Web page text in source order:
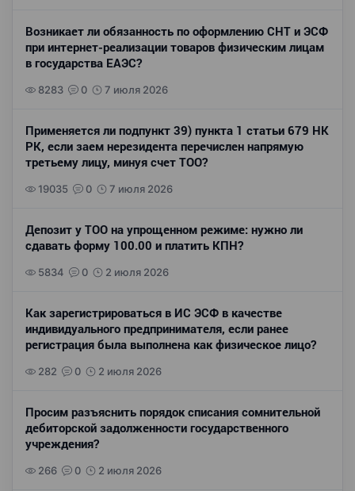
Возникает ли обязанность по оформлению СНТ и ЭСФ
при интернет-реализации товаров физическим лицам
в государства ЕАЭС?
8283 0 7 июля 2026
Применяется ли подпункт 39) пункта 1 статьи 679 НК
РК, если заем нерезидента перечислен напрямую
третьему лицу, минуя счет ТОО?
19035 0 7 июля 2026
Депозит у ТОО на упрощенном режиме: нужно ли
сдавать форму 100.00 и платить КПН?
5834 0 2 июля 2026
Как зарегистрироваться в ИС ЭСФ в качестве
индивидуального предпринимателя, если ранее
регистрация была выполнена как физическое лицо?
282 0 2 июля 2026
Просим разъяснить порядок списания сомнительной
дебиторской задолженности государственного
учреждения?
266 0 2 июля 2026